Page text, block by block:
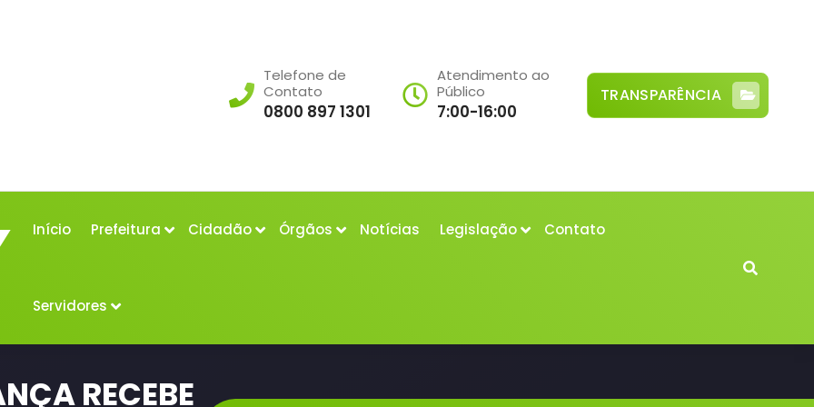
Telefone de
Contato
0800 897 1301
Atendimento ao
Público
7:00-16:00
TRANSPARÊNCIA
Início Prefeitura Cidadão Órgãos Notícias Legislação Contato
Servidores
RECEBE